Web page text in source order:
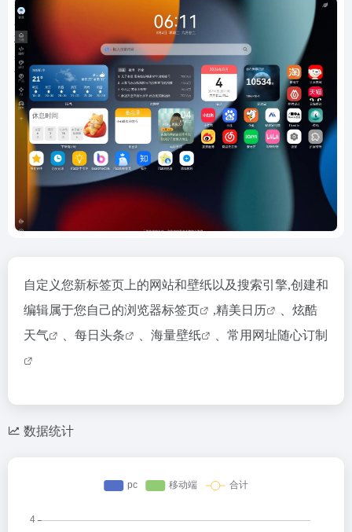
自定义您新标签页上的网站和壁纸以及搜索引擎,创建和
编辑属于您自己的浏览器标签页
,精美日历
炫酷
天气
每日头条 海量壁纸 常用网址随心订制
数据统计